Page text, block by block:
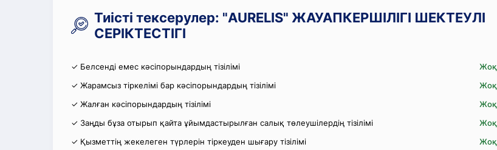
Тиісті тексерулер: "AURELIS" ЖАУАПКЕРШІЛІГІ ШЕКТЕУЛІ
СЕРІКТЕСТІГІ
✓ Белсенді емес кәсіпорындардың тізілімі
Жоқ
✓ Жарамсыз тіркелімі бар кәсіпорындардың тізілімі
Жоқ
✓ Жалған кәсіпорындардың тізілімі
Жоқ
✓ Заңды бұза отырып қайта ұйымдастырылған салық төлеушілердің тізілімі
Жоқ
✓ Қызметтің жекелеген түрлерін тіркеуден шығару тізілімі
Жоқ